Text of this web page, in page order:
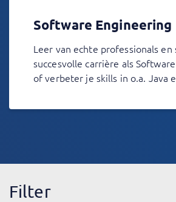
Software Engineering
Leer van echte professionals en
succesvolle carrière als
of verbeter je skills in o.a. Java
Filter